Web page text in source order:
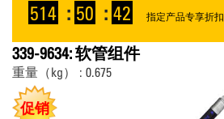
514 : 50 : 42 指定产品专享折扣
339-9634: 软管组件
重量（kg） : 0.675
促销